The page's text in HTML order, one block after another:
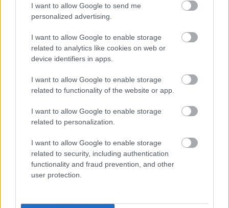
I want to allow Google to send me
personalized advertising.
I want to allow Google to enable storage
related to analytics like cookies on web or
device identifiers in apps.
I want to allow Google to enable storage
related to functionality of the website or app.
I want to allow Google to enable storage
related to personalization.
I want to allow Google to enable storage
related to security, including authentication
functionality and fraud prevention, and other
user protection.Κοινωνία